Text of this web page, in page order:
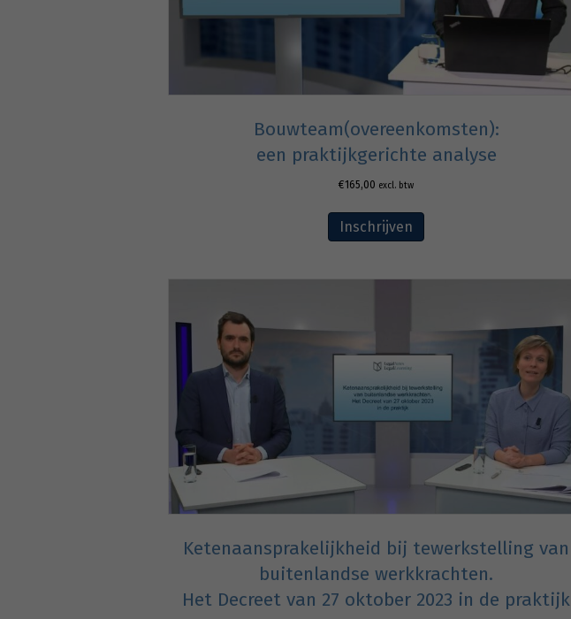
Bouwteam(overeenkomsten):
een praktijkgerichte analyse
€165,00 excl. btw
Inschrijven
Ketenaansprakelijkheid bij tewerkstelling van
buitenlandse werkkrachten.
Het Decreet van 27 oktober 2023 in de praktijk